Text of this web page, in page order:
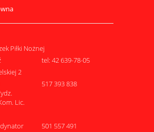
Piłki Nożnej
tel: 42 639-78-05
2
Lic.
517 393 838
501 557 491